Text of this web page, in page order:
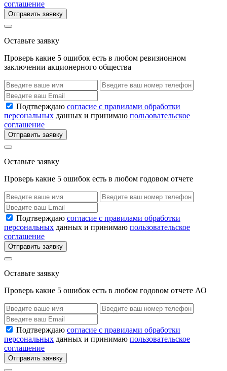
соглашение
Отправить заявку
Оставьте заявку
Проверь какие 5 ошибок есть в любом ревизионном
заключении акционерного общества
Подтверждаю согласие с правилами обработки
персональных данных и принимаю пользовательское
соглашение
Отправить заявку
Оставьте заявку
Проверь какие 5 ошибок есть в любом годовом отчете
Подтверждаю согласие с правилами обработки
персональных данных и принимаю пользовательское
соглашение
Отправить заявку
Оставьте заявку
Проверь какие 5 ошибок есть в любом годовом отчете АО
Подтверждаю согласие с правилами обработки
персональных данных и принимаю пользовательское
соглашение
Отправить заявку